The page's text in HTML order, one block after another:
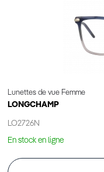
Lunettes de vue Femme
LONGCHAMP
LO2726N
En stock en ligne